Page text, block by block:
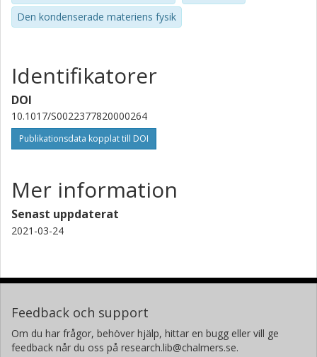
Den kondenserade materiens fysik
Identifikatorer
DOI
10.1017/S0022377820000264
Publikationsdata kopplat till DOI
Mer information
Senast uppdaterat
2021-03-24
Feedback och support
Om du har frågor, behöver hjälp, hittar en bugg eller vill ge
feedback når du oss på research.lib@chalmers.se.